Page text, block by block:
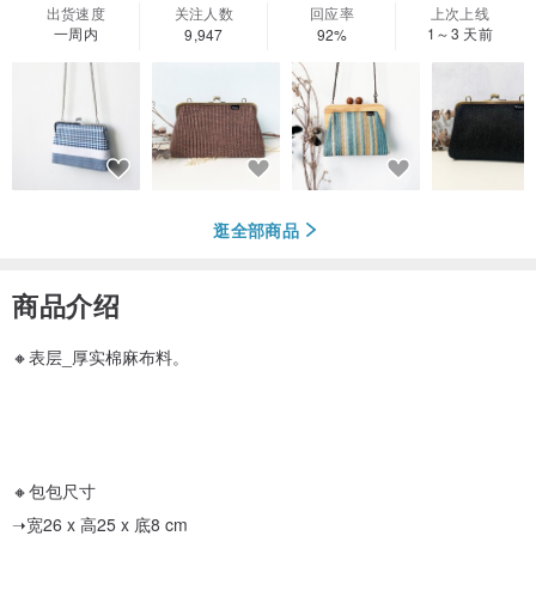
出货速度
一周内
关注人数
9,947
回应率
92%
上次上线
1～3 天前
逛全部商品
商品介绍
🔸表层_厚实棉麻布料。
🔸包包尺寸
➝宽26 x 高25 x 底8 cm